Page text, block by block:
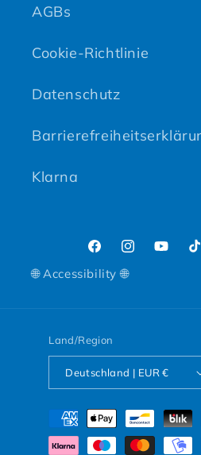
AGBs
Cookie-Richtlinie
Datenschutz
Klarna
FacebookInstagram
🌐 Accessibility 🌐
Land/Region
Deutschland | EUR €
Zahlungsmethoden